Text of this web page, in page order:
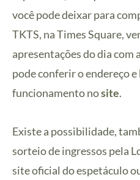
você pode deixar para
TKTS, na Times Square,
apresentações do dia com
pode conferir o endereço
funcionamento nosite.
Existe a possibilidade,
sorteio de ingressos pela
site oficial do espetáculo